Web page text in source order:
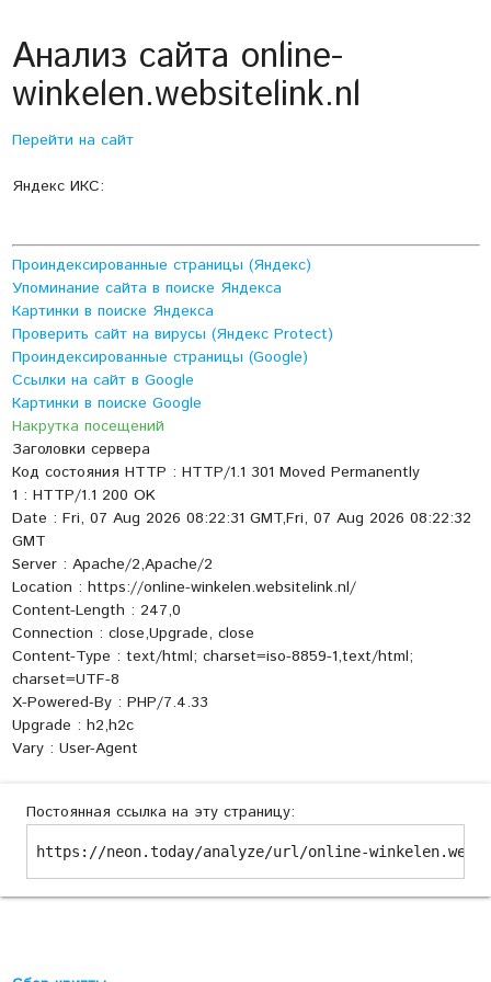
Анализ сайта online-
winkelen.websitelink.nl
Перейти на сайт
Яндекс ИКС:
Проиндексированные страницы (Яндекс)
Упоминание сайта в поиске Яндекса
Картинки в поиске Яндекса
Проверить сайт на вирусы (Яндекс Protect)
Проиндексированные страницы (Google)
Ссылки на сайт в Google
Картинки в поиске Google
Накрутка посещений
Заголовки сервера
Код состояния HTTP : HTTP/1.1 301 Moved Permanently
1 : HTTP/1.1 200 OK
Date : Fri, 07 Aug 2026 08:22:31 GMT,Fri, 07 Aug 2026 08:22:32
GMT
Server : Apache/2,Apache/2
Location : https://online-winkelen.websitelink.nl/
Content-Length : 247,0
Connection : close,Upgrade, close
Content-Type : text/html; charset=iso-8859-1,text/html;
charset=UTF-8
X-Powered-By : PHP/7.4.33
Upgrade : h2,h2c
Vary : User-Agent
Постоянная ссылка на эту страницу:
https://neon.today/analyze/url/online-